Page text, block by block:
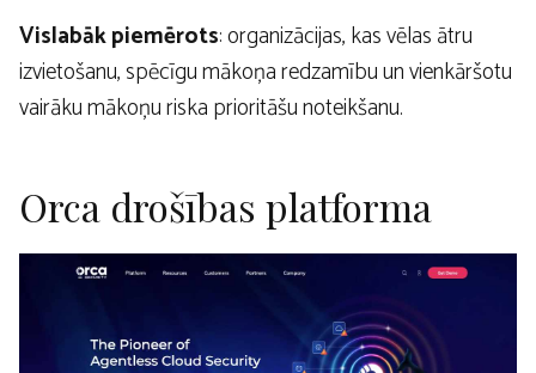
Vislabāk piemērots: organizācijas, kas vēlas ātru
izvietošanu, spēcīgu mākoņa redzamību un vienkāršotu
vairāku mākoņu riska prioritāšu noteikšanu.
Orca drošības platforma